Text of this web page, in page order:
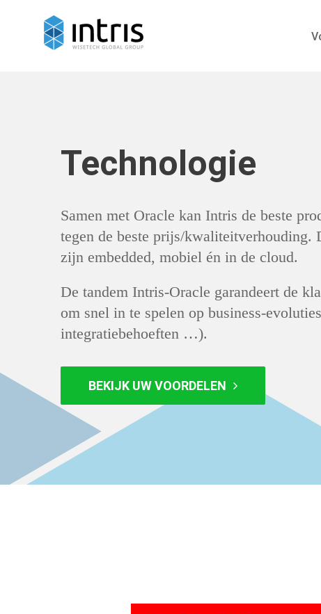
Technologie
Samen met Oracle kan Intris de beste
tegen de beste prijs/kwaliteitverhouding.
zijn embedded, mobiel én in de cloud.
De tandem Intris-Oracle garandeert de
om snel in te spelen op business-
integratiebehoeften …).
BEKIJK UW VOORDELEN